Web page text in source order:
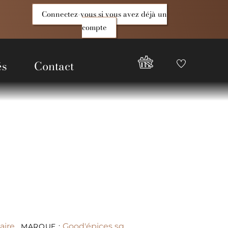
Connectez-vous si vous avez déjà un
compte
Contact
Compte
Good
Epices
Favoris